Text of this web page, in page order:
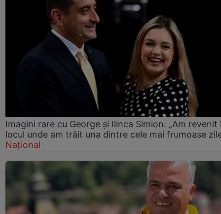
Imagini rare cu George și Ilinca Simion: „Am revenit
locul unde am trăit una dintre cele mai frumoase
Național